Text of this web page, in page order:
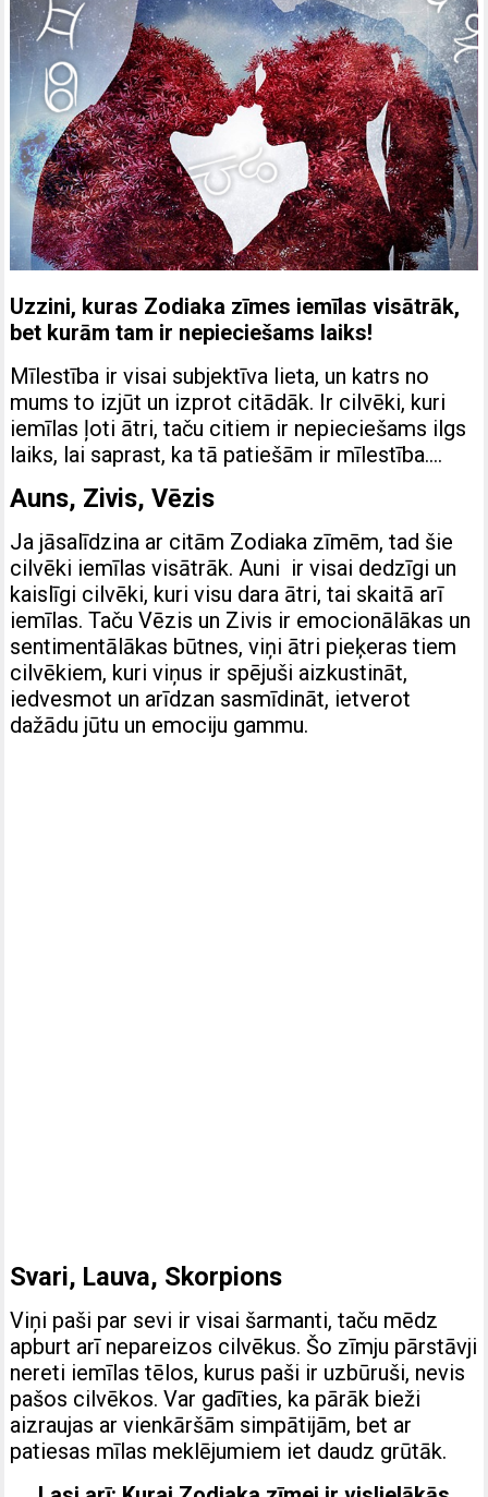
Uzzini, kuras Zodiaka zīmes iemīlas visātrāk,
bet kurām tam ir nepieciešams laiks!
Mīlestība ir visai subjektīva lieta, un katrs no
mums to izjūt un izprot citādāk. Ir cilvēki, kuri
iemīlas ļoti ātri, taču citiem ir nepieciešams ilgs
laiks, lai saprast, ka tā patiešām ir mīlestība….
Auns, Zivis, Vēzis
Ja jāsalīdzina ar citām Zodiaka zīmēm, tad šie
cilvēki iemīlas visātrāk. Auni ir visai dedzīgi un
kaislīgi cilvēki, kuri visu dara ātri, tai skaitā arī
iemīlas. Taču Vēzis un Zivis ir emocionālākas un
sentimentālākas būtnes, viņi ātri pieķeras tiem
cilvēkiem, kuri viņus ir spējuši aizkustināt,
iedvesmot un arīdzan sasmīdināt, ietverot
dažādu jūtu un emociju gammu.
Svari, Lauva, Skorpions
Viņi paši par sevi ir visai šarmanti, taču mēdz
apburt arī nepareizos cilvēkus. Šo zīmju pārstāvji
nereti iemīlas tēlos, kurus paši ir uzbūruši, nevis
pašos cilvēkos. Var gadīties, ka pārāk bieži
aizraujas ar vienkāršām simpātijām, bet ar
patiesas mīlas meklējumiem iet daudz grūtāk.